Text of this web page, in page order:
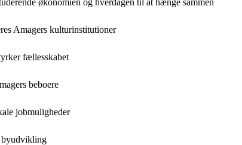
Amagers kulturinstitutioner
fællesskabet
beboere
jobmuligheder
byudvikling